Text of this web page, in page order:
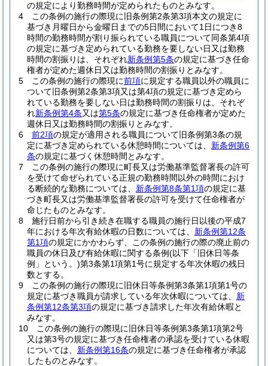
の規定により勤務時間が定められたものとみなす。
4
この条例の施行の際現に旧条例第2条第3項本文の規定に
基づき月曜日から金曜日までの5日間において1日につき8
時間の勤務時間が割り振られている職員について同条第4項
の規定に基づき定められている勤務を要しない日又は勤務
時間の割振りは、それぞれ新条例第5条の規定に基づき任命
権者が定めた週休日又は勤務時間の割振りとみなす。
5
この条例の施行の際現に前項に規定する職員以外の職員に
ついて旧条例第2条第3項又は第4項の規定に基づき定めら
れている勤務を要しない日は勤務時間の割振りは、それぞ
れ新条例第4条又は第5条の規定に基づき任命権者が定めた
週休日又は勤務時間の割振りとみなす。
6
前2項の規定が適用される職員について旧条例第3条の規
定に基づき定められている休憩時間については、 新条例第6
条の規定に基づく休憩時間とみなす。
7
この条例の施行の際現に町長又は労働基準監督署長の許可
を受けて命ぜられている正規の勤務時間以外の時間におけ
る断続的な勤務については、 新条例第8条第1項の規定に基
づき町長又は労働基準監督署長の許可を受けて任命権者が
命じたものとみなす。
8
施行日前から引き続き在職する職員の施行日以後の平成7
年における年次有給休暇の日数については、 新条例第12条
第1項の規定にかかわらず、この条例の施行の際の廃止前の
職員の休日及び有給休暇に関する条例(以下「旧休日等条
例」という。)第3条第1項第1号に規定する年次休暇の残日
数とする。
9
この条例の施行の際現に旧休日等条例第3条第1項第1号の
規定に基づき職員が請求している年次休暇については、 新
条例第12条第3項の規定に基づき請求した年次有給休暇と
みなす。
10
この条例の施行の際現に旧休日等条例第3条第1項第2号
又は第3号の規定に基づき任命権者の承認を受けている休暇
については、 新条例第16条の規定に基づき任命権者が承認
したものとみなす。